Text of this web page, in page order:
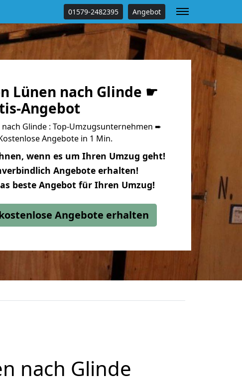
01579-2482395 Angebot
Lünen nach Glinde ☛
Angebot
Glinde : Top-Umzugsunternehmen ➨
Angebote in 1 Min.
wenn es um Ihren Umzug geht!
Angebote erhalten!
beste Angebot für Ihren Umzug!
Angebote erhalten
nach Glinde